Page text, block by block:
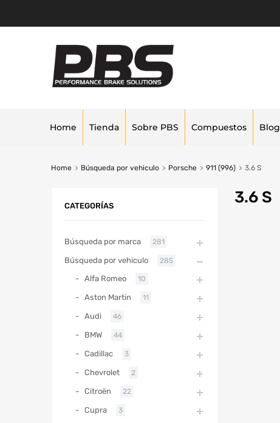
Home Tienda Sobre PBS Compuestos Blog
Home Búsqueda por vehiculo Porsche 911 (996) 3.6 S
3.6 S
CATEGORÍAS
Búsqueda por marca 281
Búsqueda por vehiculo 285
Alfa Romeo 10
Aston Martin 11
Audi 46
BMW 44
Cadillac 3
Chevrolet 2
Citroën 22
Cupra 3